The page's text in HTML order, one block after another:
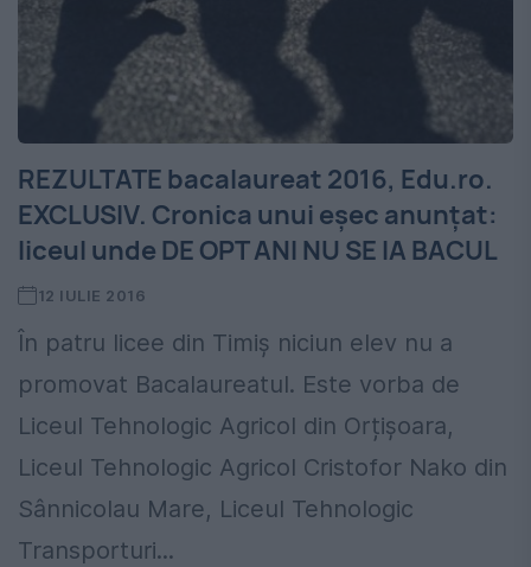
REZULTATE bacalaureat 2016, Edu.ro.
EXCLUSIV. Cronica unui eșec anunțat:
liceul unde DE OPT ANI NU SE IA BACUL
12 IULIE 2016
În patru licee din Timiș niciun elev nu a
promovat Bacalaureatul. Este vorba de
Liceul Tehnologic Agricol din Orțișoara,
Liceul Tehnologic Agricol Cristofor Nako din
Sânnicolau Mare, Liceul Tehnologic
Transporturi...